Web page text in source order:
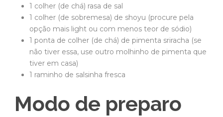
1 colher (de chá) rasa de sal
1 colher (de sobremesa) de shoyu (procure pela
opção mais light ou com menos teor de sódio)
1 ponta de colher (de chá) de pimenta sriracha (se
não tiver essa, use outro molhinho de pimenta que
tiver em casa)
1 raminho de salsinha fresca
Modo de preparo